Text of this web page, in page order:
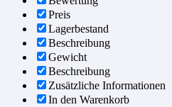
Preis
Lagerbestand
Beschreibung
Gewicht
Beschreibung
Zusätzliche Informationen
In den Warenkorb